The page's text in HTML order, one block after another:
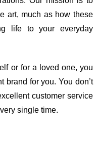
art, much as how these
life to your everyday
or for a loved one, you
brand for you. You don’t
customer service
single time.